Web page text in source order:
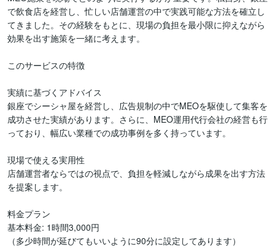
で飲食店を経営し、忙しい店舗運営の中で実践可能な方法を確立し
てきました。その経験をもとに、現場の負担を最小限に抑えながら
効果を出す施策を一緒に考えます。
このサービスの特徴
実績に基づくアドバイス
銀座でシーシャ屋を経営し、広告規制の中でMEOを駆使して集客を
成功させた実績があります。さらに、MEO運用代行会社の経営も行
っており、幅広い業種での成功事例を多く持っています。
現場で使える実用性
店舗運営者ならではの視点で、負担を軽減しながら成果を出す方法
を提案します。
料金プラン
基本料金: 1時間3,000円
（多少時間が延びてもいいように90分に設定してあります）